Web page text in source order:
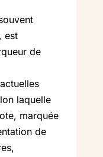
est
de
laquelle
marquée
de